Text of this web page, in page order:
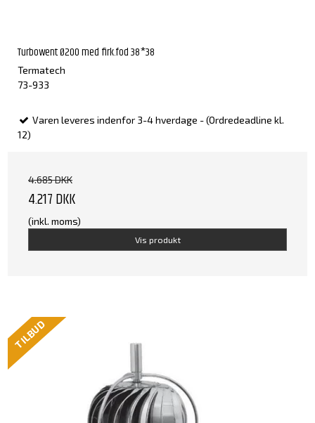
Turbowent Ø200 med firk.fod 38*38
Termatech
73-933
Varen leveres indenfor 3-4 hverdage - (Ordredeadline kl.
12)
4.685 DKK
4.217 DKK
(inkl. moms)
Vis produkt
TILBUD